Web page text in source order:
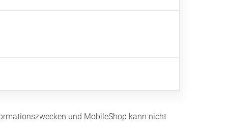
und MobileShop kann nicht